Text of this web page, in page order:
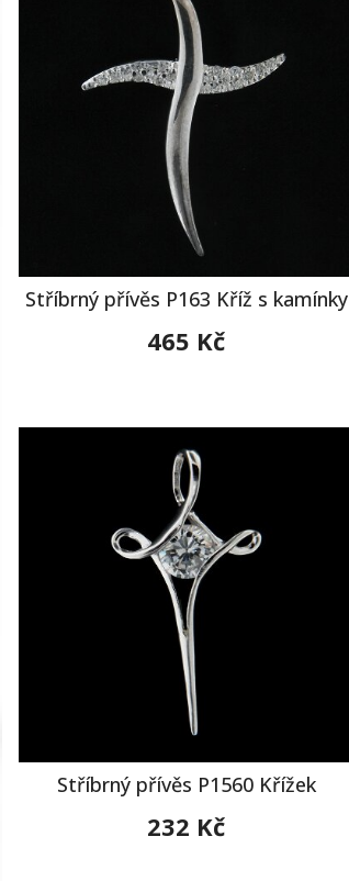
Stříbrný přívěs P163 Kříž s kamínky
465 Kč
Stříbrný přívěs P1560 Křížek
232 Kč